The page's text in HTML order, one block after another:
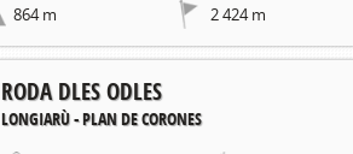
864 m
2 424 m
RODA DLES ODLES
LONGIARÙ - PLAN DE CORONES